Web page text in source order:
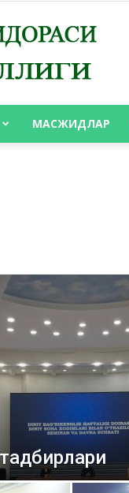
МАСЖИДЛАР